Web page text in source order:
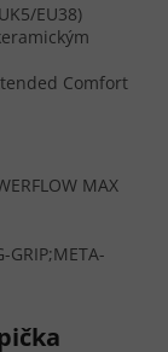
EU38)
Comfort
MAX
GRIP;META-